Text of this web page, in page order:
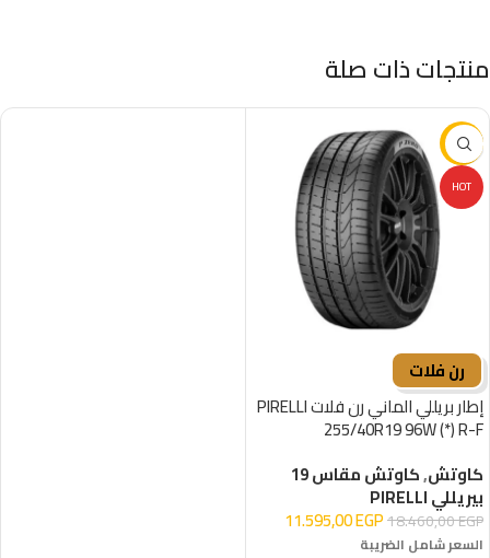
منتجات ذات صلة
-37%
HOT
رن فلات
إطار بريللي الماني رن فلات PIRELLI
255/40R19 96W (*) R-F
كاوتش,كاوتش مقاس 19
بيريللي PIRELLI
18.460,00EGP
11.595,00EGP
السعر شامل الضريبة